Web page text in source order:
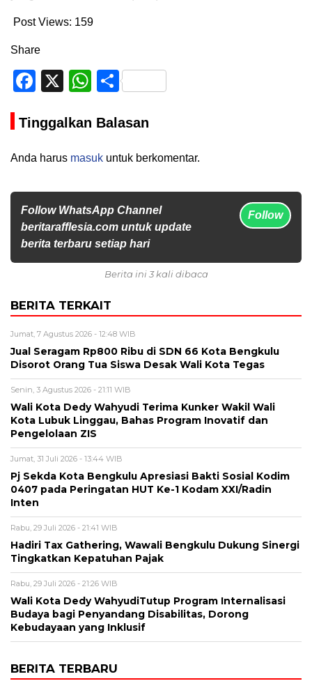
Post Views: 159
Share
Facebook
X WhatsApp
Share
Tinggalkan Balasan
Anda harus masuk untuk berkomentar.
Follow WhatsApp Channel
beritarafflesia.com untuk update
berita terbaru setiap hari
Follow
Berita ini 3 kali dibaca
BERITA TERKAIT
Jumat, 7 Agustus 2026 - 12:48 WIB
Jual Seragam Rp800 Ribu di SDN 66 Kota Bengkulu
Disorot Orang Tua Siswa Desak Wali Kota Tegas
Senin, 3 Agustus 2026 - 21:11 WIB
Wali Kota Dedy Wahyudi Terima Kunker Wakil Wali
Kota Lubuk Linggau, Bahas Program Inovatif dan
Pengelolaan ZIS
Jumat, 31 Juli 2026 - 13:44 WIB
Pj Sekda Kota Bengkulu Apresiasi Bakti Sosial Kodim
0407 pada Peringatan HUT Ke-1 Kodam XXI/Radin
Inten
Rabu, 29 Juli 2026 - 21:41 WIB
Hadiri Tax Gathering, Wawali Bengkulu Dukung Sinergi
Tingkatkan Kepatuhan Pajak
Rabu, 29 Juli 2026 - 21:26 WIB
Wali Kota Dedy WahyudiTutup Program Internalisasi
Budaya bagi Penyandang Disabilitas, Dorong
Kebudayaan yang Inklusif
BERITA TERBARU